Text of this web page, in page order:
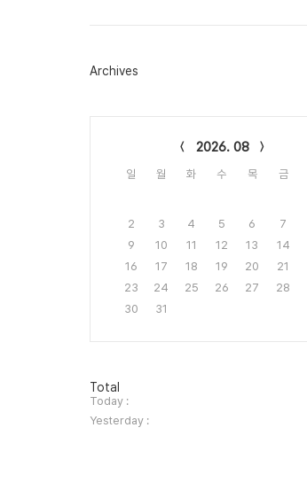
그
Archives
2026. 08
일 월 화 수 목 금
2
3 4 5 6 7
9
10 11 12 13 14
16
17 18 19 20 21
23
24 25 26 27 28
30
31
방
문
자
수
Total
Today :
Yesterday :